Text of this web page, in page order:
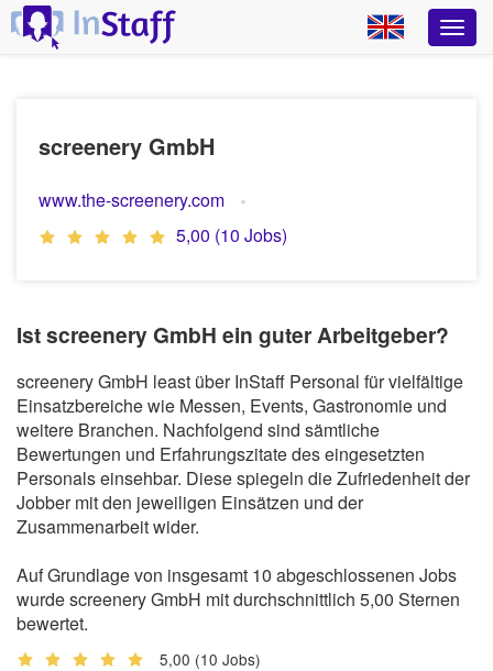
screenery GmbH
www.the-screenery.com
5,00 (10 Jobs)
Ist screenery GmbH ein guter Arbeitgeber?
screenery GmbH least über InStaff Personal für vielfältige
Einsatzbereiche wie Messen, Events, Gastronomie und
weitere Branchen. Nachfolgend sind sämtliche
Bewertungen und Erfahrungszitate des eingesetzten
Personals einsehbar. Diese spiegeln die Zufriedenheit der
Jobber mit den jeweiligen Einsätzen und der
Zusammenarbeit wider.
Auf Grundlage von insgesamt 10 abgeschlossenen Jobs
wurde screenery GmbH mit durchschnittlich 5,00 Sternen
bewertet.
5,00 (10 Jobs)